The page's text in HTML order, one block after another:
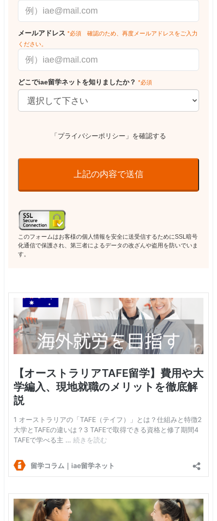
メールアドレス *必須 確認のため、再度メールアドレスをご入力
ください。
どこでiae留学ネットを知りましたか？ *必須
「プライバシーポリシー」を確認する
上記の内容で送信
このフォームはお客様の個人情報を安全に送受信するためにSSL暗号
化通信で保護され、第三者によるデータの改ざんや盗用を防いでいま
す。